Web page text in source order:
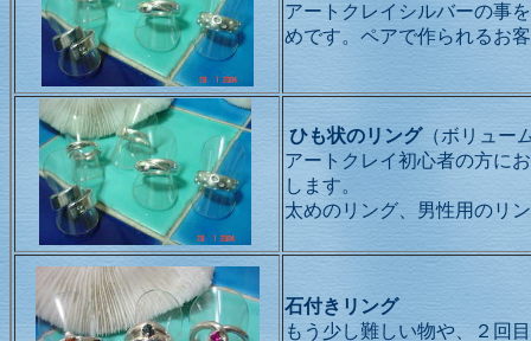
アートクレイシルバーの事
めです。ペアで作られるお
ひも状のリング（ボリュー
アートクレイ初心者の方に
します。
太めのリング、男性用のリ
石付きリング
もう少し難しい物や、２回